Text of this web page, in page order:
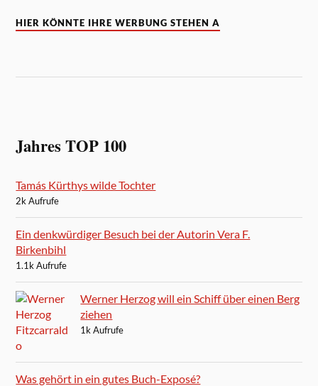
HIER KÖNNTE IHRE WERBUNG STEHEN A
Jahres TOP 100
Tamás Kürthys wilde Tochter
2k Aufrufe
Ein denkwürdiger Besuch bei der Autorin Vera F.
Birkenbihl
1.1k Aufrufe
Werner Herzog will ein Schiff über einen Berg
ziehen
1k Aufrufe
Was gehört in ein gutes Buch-Exposé?